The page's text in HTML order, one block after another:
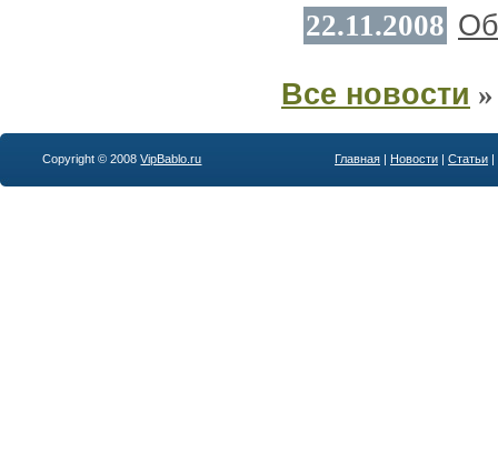
22.11.2008
Все новости »
Copyright © 2008VipBablo.ru Главная | Новости | Статьи |